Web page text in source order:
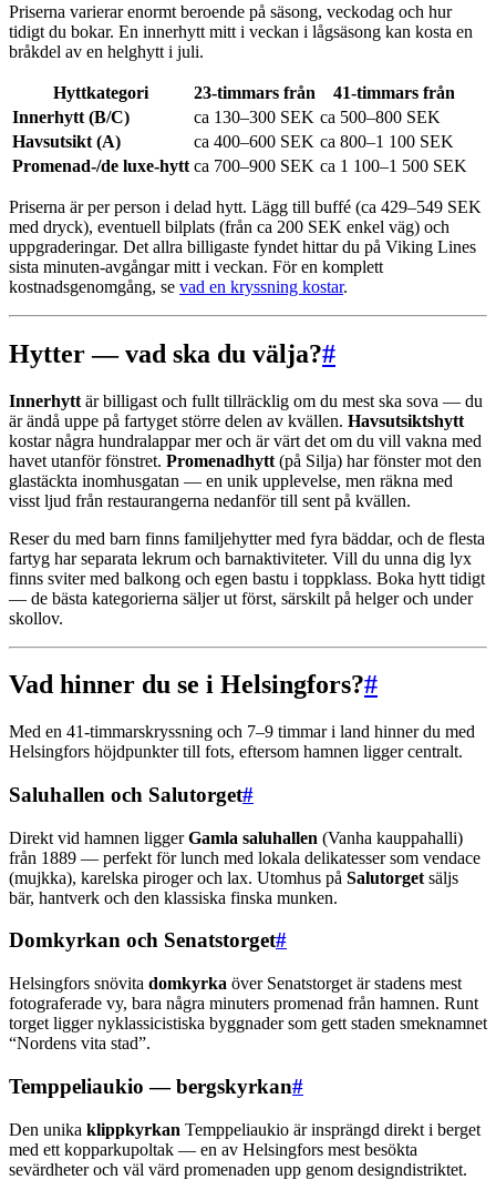
Priserna varierar enormt beroende på säsong, veckodag och hur
tidigt du bokar. En innerhytt mitt i veckan i lågsäsong kan kosta en
bråkdel av en helghytt i juli.
Hyttkategori 23-timmars från
41-timmars från
Innerhytt (B/C)
ca 130–300 SEK ca 500–800 SEK
Havsutsikt (A)
ca 400–600 SEK ca 800–1 100 SEK
Promenad-/de luxe-hytt ca 700–900 SEK ca 1 100–1 500 SEK
Priserna är per person i delad hytt. Lägg till buffé (ca 429–549 SEK
med dryck), eventuell bilplats (från ca 200 SEK enkel väg) och
uppgraderingar. Det allra billigaste fyndet hittar du på Viking Lines
sista minuten-avgångar mitt i veckan. För en komplett
kostnadsgenomgång, se vad en kryssning kostar.
Hytter — vad ska du välja?#
Innerhytt är billigast och fullt tillräcklig om du mest ska sova — du
är ändå uppe på fartyget större delen av kvällen. Havsutsiktshytt
kostar några hundralappar mer och är värt det om du vill vakna med
havet utanför fönstret. Promenadhytt (på Silja) har fönster mot den
glastäckta inomhusgatan — en unik upplevelse, men räkna med
visst ljud från restaurangerna nedanför till sent på kvällen.
Reser du med barn finns familjehytter med fyra bäddar, och de flesta
fartyg har separata lekrum och barnaktiviteter. Vill du unna dig lyx
finns sviter med balkong och egen bastu i toppklass. Boka hytt tidigt
— de bästa kategorierna säljer ut först, särskilt på helger och under
skollov.
Vad hinner du se i Helsingfors?#
Med en 41-timmarskryssning och 7–9 timmar i land hinner du med
Helsingfors höjdpunkter till fots, eftersom hamnen ligger centralt.
Saluhallen och Salutorget#
Direkt vid hamnen liggerGamla saluhallen (Vanha kauppahalli)
från 1889 — perfekt för lunch med lokala delikatesser som vendace
(mujkka), karelska piroger och lax. Utomhus på Salutorget säljs
bär, hantverk och den klassiska finska munken.
Domkyrkan och Senatstorget#
Helsingfors snövita domkyrka över Senatstorget är stadens mest
fotograferade vy, bara några minuters promenad från hamnen. Runt
torget ligger nyklassicistiska byggnader som gett staden smeknamnet
“Nordens vita stad”.
Temppeliaukio — bergskyrkan#
Den unika klippkyrkan Temppeliaukio är insprängd direkt i berget
med ett kopparkupoltak — en av Helsingfors mest besökta
sevärdheter och väl värd promenaden upp genom designdistriktet.